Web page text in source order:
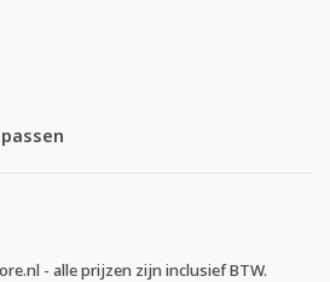
- alle prijzen zijn inclusief BTW.